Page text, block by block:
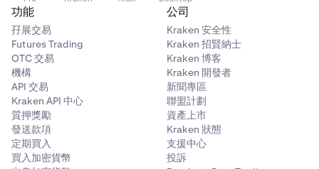
功能
孖展交易
Futures Trading
OTC 交易
機構
API 交易
Kraken API 中心
質押獎勵
發送款項
定期買入
買入加密貨幣
公司
Kraken 安全性
Kraken 招賢納士
Kraken 博客
Kraken 開發者
新聞專區
聯盟計劃
資產上市
Kraken 狀態
支援中心
投訴